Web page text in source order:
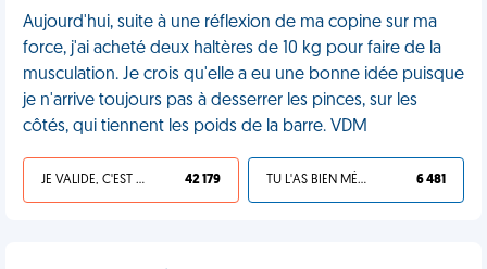
Aujourd'hui, suite à une réflexion de ma copine sur ma
force, j'ai acheté deux haltères de 10 kg pour faire de la
musculation. Je crois qu'elle a eu une bonne idée puisque
je n'arrive toujours pas à desserrer les pinces, sur les
côtés, qui tiennent les poids de la barre. VDM
JE VALIDE, C'EST UNE VDM 42 179 TU L'AS BIEN MÉRITÉ 6 481